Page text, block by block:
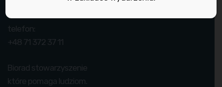
ul. Ofiar Oświęcimskich 44a/8 oficyna
50-059 Wrocław
telefon:
+48 71 372 37 11
Biorad stowarzyszenie
które pomaga ludziom.